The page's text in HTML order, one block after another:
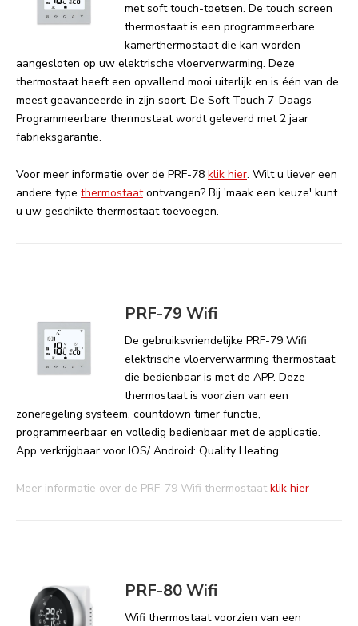
met soft touch-toetsen. De touch screen
thermostaat is een programmeerbare
kamerthermostaat die kan worden
aangesloten op uw elektrische vloerverwarming. Deze
thermostaat heeft een opvallend mooi uiterlijk en is één van de
meest geavanceerde in zijn soort. De Soft Touch 7-Daags
Programmeerbare thermostaat wordt geleverd met 2 jaar
fabrieksgarantie.
Voor meer informatie over de PRF-78 klik hier. Wilt u liever een
andere type thermostaatontvangen? Bij 'maak een keuze' kunt
u uw geschikte thermostaat toevoegen.
PRF-79 Wifi
De gebruiksvriendelijke PRF-79 Wifi
elektrische vloerverwarming thermostaat
die bedienbaar is met de APP. Deze
thermostaat is voorzien van een
zoneregeling systeem, countdown timer functie,
programmeerbaar en volledig bedienbaar met de applicatie.
App verkrijgbaar voor IOS/ Android: Quality Heating.
Meer informatie over de PRF-79 Wifi thermostaat klik hier
PRF-80 Wifi
Wifi thermostaat voorzien van een